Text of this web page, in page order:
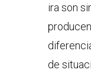
ira son
de